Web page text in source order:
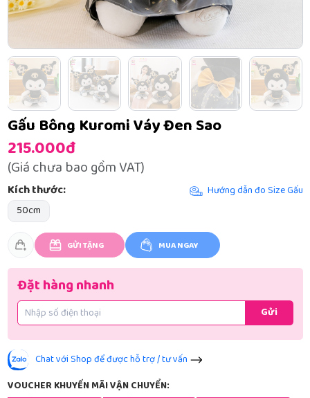
Gấu Bông Kuromi Váy Đen Sao
215.000đ
(Giá chưa bao gồm VAT)
Kích thước:
Hướng dẫn đo Size Gấu
50cm
GỬI TẶNG MUA NGAY
Đặt hàng nhanh
Gửi
Chat với Shop để được hỗ trợ / tư vấn
VOUCHER KHUYẾN MÃI VẬN CHUYỂN: